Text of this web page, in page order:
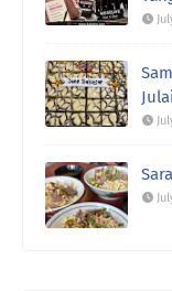
Julai